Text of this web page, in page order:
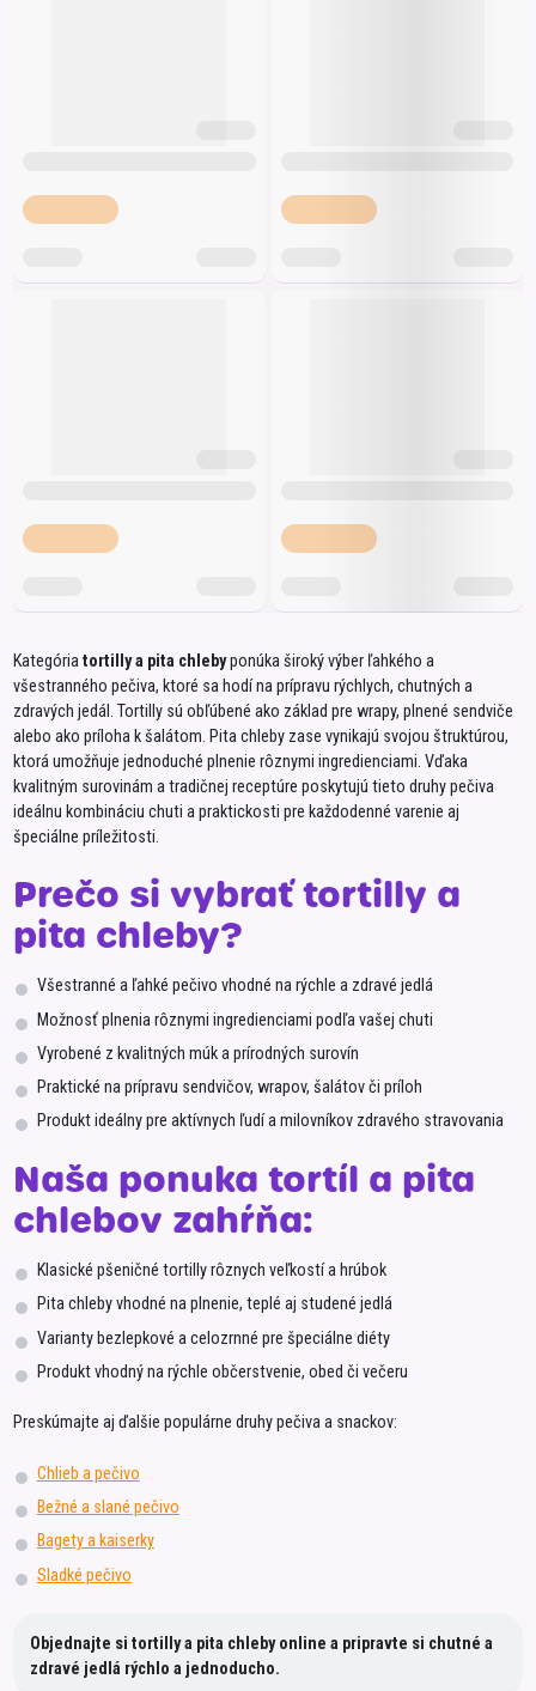
Kategóriatortilly a pita chlebyponúka široký výber ľahkého a
všestranného pečiva, ktoré sa hodí na prípravu rýchlych, chutných a
zdravých jedál. Tortilly sú obľúbené ako základ pre wrapy, plnené sendviče
alebo ako príloha k šalátom. Pita chleby zase vynikajú svojou štruktúrou,
ktorá umožňuje jednoduché plnenie rôznymi ingredienciami. Vďaka
kvalitným surovinám a tradičnej receptúre poskytujú tieto druhy pečiva
ideálnu kombináciu chuti a praktickosti pre každodenné varenie aj
špeciálne príležitosti.
Prečo si vybrať tortilly a
pita chleby?
Všestranné a ľahké pečivo vhodné na rýchle a zdravé jedlá
Možnosť plnenia rôznymi ingredienciami podľa vašej chuti
Vyrobené z kvalitných múk a prírodných surovín
Praktické na prípravu sendvičov, wrapov, šalátov či príloh
Produkt ideálny pre aktívnych ľudí a milovníkov zdravého stravovania
Naša ponuka tortíl a pita
chlebov zahŕňa:
Klasické pšeničné tortilly rôznych veľkostí a hrúbok
Pita chleby vhodné na plnenie, teplé aj studené jedlá
Varianty bezlepkové a celozrnné pre špeciálne diéty
Produkt vhodný na rýchle občerstvenie, obed či večeru
Preskúmajte aj ďalšie populárne druhy pečiva a snackov:
Chlieb a pečivo
Bežné a slané pečivo
Bagety a kaiserky
Sladké pečivo
Objednajte si tortilly a pita chleby online a pripravte si chutné a
zdravé jedlá rýchlo a jednoducho.